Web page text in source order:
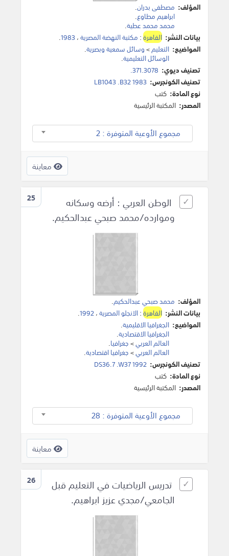
المؤلف: مصطفى بدران.
ابراهيم مطاوع.
محمد محمد عطية.
بيانات النشر: القاهرة: مكتبة النهضة المصرية،1983
.
المواضيع: التعليم>وسائل سمعية وبصرية.
الوسائل التعليمية.
تصنيف ديوي: 371.3078.
تصنيف الكونجرس: LB1043 .B32 1983
نوع المادة: كتب
المصدر: المكتبة الرئيسية
مجموع الأوعية المتوفرة : 2
معاينة
25
الوطن العربي : أرضه وسكانه
وموارده/محمد صبحي عبدالحكيم.
المؤلف: محمد صبحي عبدالحكيم.
بيانات النشر: القاهرة:الانجلو المصرية،1992
.
المواضيع: الجغرافيا الاقليمية.
الجغرافيا الاقتصادية.
العالم العربي>جغرافيا.
العالم العربي>جغرافيا اقتصادية.
تصنيف الكونجرس: DS36.7 .W37 1992
نوع المادة: كتب
المصدر: المكتبة الرئيسية
مجموع الأوعية المتوفرة : 28
معاينة
26
تدريس الرياضيات في التعليم قبل
الجامعي/مجدي عزيز ابراهيم.